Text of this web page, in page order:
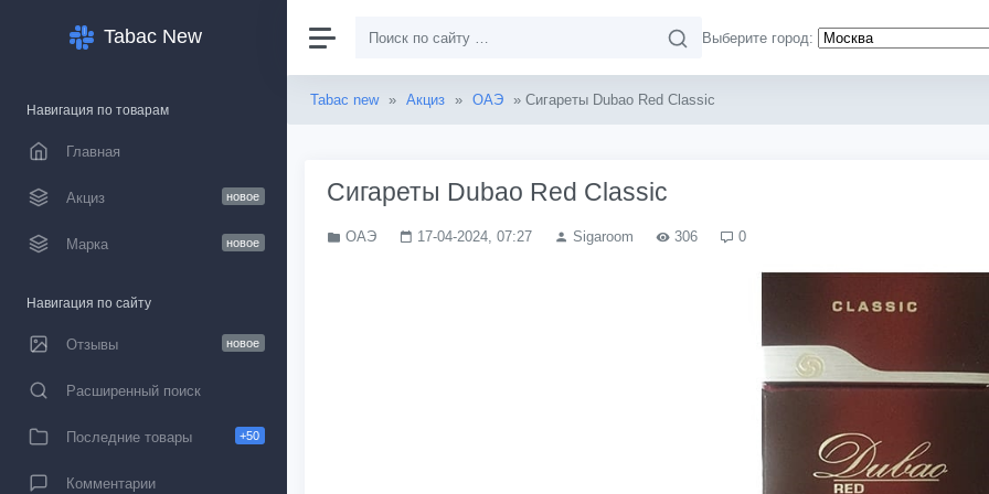
Tabac New
Навигация по товарам
Главная
Акциз новое
Марка новое
Навигация по сайту
Отзывы новое
Расширенный поиск
Последние товары +50
Комментарии
Выберите город:
Tabac new » Акциз » ОАЭ » Сигареты Dubao Red Classic
Сигареты Dubao Red Classic
ОАЭ 17-04-2024, 07:27 Sigaroom 306 0